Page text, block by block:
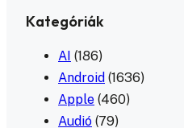
Kategóriák
AI (186)
Android (1636)
Apple (460)
Audió (79)